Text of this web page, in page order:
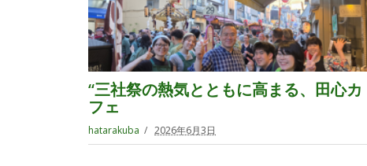
“三社祭の熱気とともに高まる、田心カ
フェ
hatarakuba 2026年6月3日